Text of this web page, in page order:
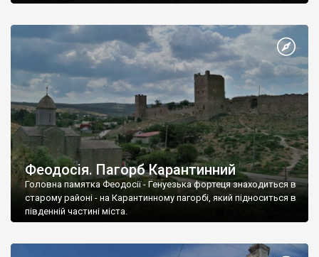
Феодосія. Пагорб Карантинний
Головна памятка Феодосії - Генуезька фортеця знаходиться в
старому районі - на Карантинному пагорбі, який підноситься в
південній частині міста.